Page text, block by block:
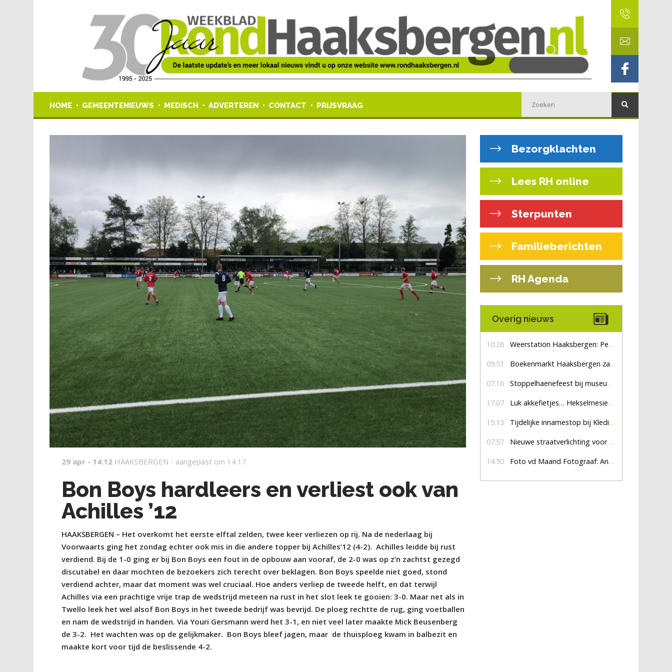
HOME GEMEENTENIEUWS MEDISCH ADVERTEREN CONTACT PRIJSVRAAG
29 apr - 14:12 HAAKSBERGEN - aangepast om 14:17
Bon Boys hardleers en verliest ook van
Achilles ’12
HAAKSBERGEN – Het overkomt het eerste elftal zelden, twee keer verliezen op rij. Na de nederlaag bij
Voorwaarts ging het zondag echter ook mis in die andere topper bij Achilles’12 (4-2). Achilles leidde bij rust
verdiend. Bij de 1-0 ging er bij Bon Boys een fout in de opbouw aan vooraf, de 2-0 was op z’n zachtst gezegd
discutabel en daar mochten de bezoekers zich terecht over beklagen. Bon Boys speelde niet goed, stond
verdiend achter, maar dat moment was wel cruciaal. Hoe anders verliep de tweede helft, en dat terwijl
Achilles via een prachtige vrije trap de wedstrijd meteen na rust in het slot leek te gooien: 3-0. Maar net als in
Twello leek het wel alsof Bon Boys in het tweede bedrijf was bevrijd. De ploeg rechtte de rug, ging voetballen
en nam de wedstrijd in handen. Via Youri Gersmann werd het 3-1, en niet veel later maakte Mick Beusenberg
de 3-2. Het wachten was op de gelijkmaker. Bon Boys bleef jagen, maar de thuisploeg kwam in balbezit en
maakte kort voor tijd de beslissende 4-2.
Bezorgklachten
Lees RH online
Sterpunten
Familieberichten
RH Agenda
Overig nieuws
10:26 Weerstation Haaksbergen: Perioden met zon en droog
09:51 Boekenmarkt Haaksbergen zaterdag 8 augustus, marktplein Haaksbergen
07:16 Stoppelhaenefeest bij museum De Lebbenbrugge
17:07 Luk akkefietjes… HekselmesienHarry
15:13 Tijdelijke innamestop bij Kledingbank Stefania
07:57 Nieuwe straatverlichting voor De Veldmaat en De Pas
14:50 Foto vd Maand Fotograaf: Anna Jalving